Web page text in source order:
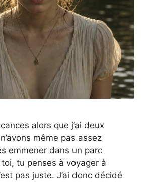
alors que j’ai deux
même pas assez
emmener dans un parc
tu penses à voyager à
pas juste. J’ai donc décidé